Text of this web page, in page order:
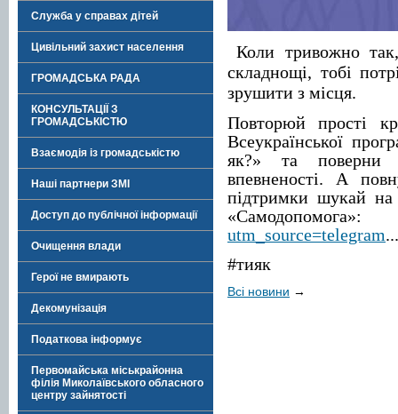
Служба у справах дітей
Цивільний захист населення
ГРОМАДСЬКА РАДА
КОНСУЛЬТАЦІЇ З
ГРОМАДСЬКІСТЮ
Взаємодія із громадськістю
Наші партнери ЗМІ
Доступ до публічної інформації
Очищення влади
Герої не вмирають
Декомунізація
Податкова інформує
Первомайська міськрайонна
філія Миколаївського обласного
центру зайнятості
Коли тривожно
складнощі, тобі
зрушити з місця.
Повторюй прості
Всеукраїнської
як?» та поверни
впевненості. А
підтримки шукай на
utm_source=telegram...
#тияк
Всі новини →